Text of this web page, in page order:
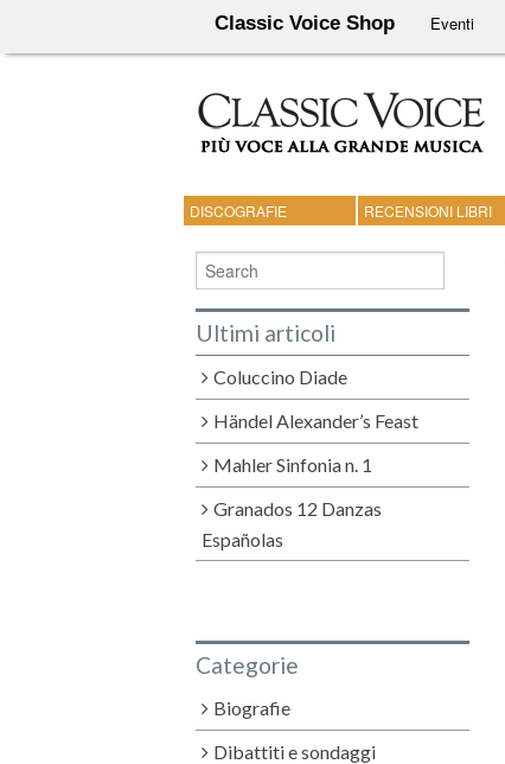
Classic Voice Shop Eventi
DISCOGRAFIE RECENSIONI LIBRI
Ultimi articoli
Coluccino Diade
Händel Alexander’s Feast
Mahler Sinfonia n. 1
Granados 12 Danzas
Españolas
Categorie
Biografie
Dibattiti e sondaggi